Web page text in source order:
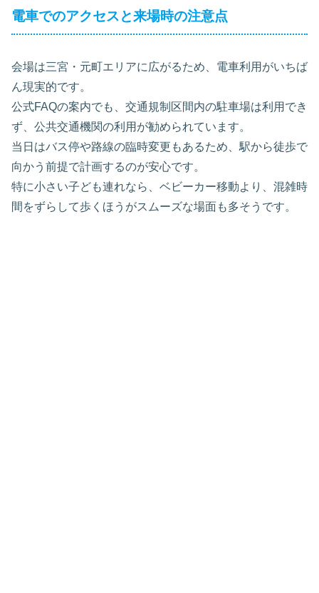
電車でのアクセスと来場時の注意点
会場は三宮・元町エリアに広がるため、電車利用がいちば
ん現実的です。
公式FAQの案内でも、交通規制区間内の駐車場は利用でき
ず、公共交通機関の利用が勧められています。
当日はバス停や路線の臨時変更もあるため、駅から徒歩で
向かう前提で計画するのが安心です。
特に小さい子ども連れなら、ベビーカー移動より、混雑時
間をずらして歩くほうがスムーズな場面も多そうです。